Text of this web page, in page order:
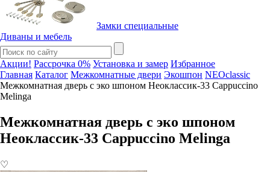
Замки специальные
Диваны и мебель
Акции! Рассрочка 0% Установка и замер Избранное
Главная Каталог Межкомнатные двери Экошпон NEOclassic
Межкомнатная дверь с эко шпоном Неоклассик-33 Cappuccino
Melinga
Межкомнатная дверь с эко шпоном
Неоклассик-33 Cappuccino Melinga
♡